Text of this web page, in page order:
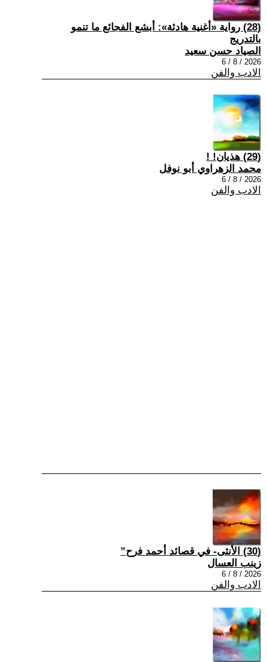
(28) رواية «أغنية هادئة»: أبشع الفجائع ما تنمو
بالتدريج
الصياد حسن سعيد
2026 / 8 / 6
الادب والفن
(29) هذيان! !
محمد الزهراوي أبو نوفل
2026 / 8 / 6
الادب والفن
(30) الأنثى- في قصائد أحمد فرح”
زينب العسال
2026 / 8 / 6
الادب والفن